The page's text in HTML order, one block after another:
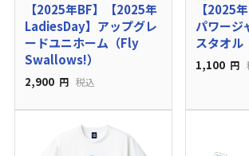
【2025年BF】【2025年
LadiesDay】アップグレ
ードユニホーム（Fly
Swallows!）
2,900 円 税込
【2025
パワージ
スタオル
1,100 円